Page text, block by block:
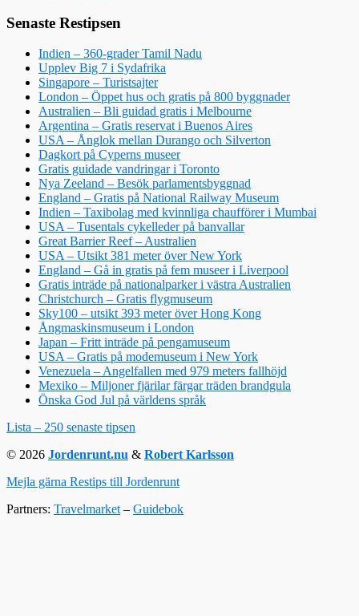
Senaste Restipsen
Indien – 360-grader Tamil Nadu
Upplev Big 7 i Sydafrika
Singapore – Turistsajter
London – Öppet hus och gratis på 800 byggnader
Australien – Bli guidad gratis i Melbourne
Argentina – Gratis reservat i Buenos Aires
USA – Ånglok mellan Durango och Silverton
Dagkort på Cyperns museer
Gratis guidade vandringar i Toronto
Nya Zeeland – Besök parlamentsbyggnad
England – Gratis på National Railway Museum
Indien – Taxibolag med kvinnliga chaufförer i Mumbai
USA – Tusentals cykelleder på banvallar
Great Barrier Reef – Australien
USA – Utsikt 381 meter över New York
England – Gå in gratis på fem museer i Liverpool
Gratis inträde på nationalparker i västra Australien
Christchurch – Gratis flygmuseum
Sky100 – utsikt 393 meter över Hong Kong
Ångmaskinsmuseum i London
Japan – Fritt inträde på pengamuseum
USA – Gratis på modemuseum i New York
Venezuela – Angelfallen med 979 meters fallhöjd
Mexiko – Miljoner fjärilar färgar träden brandgula
Önska God Jul på världens språk
Lista – 250 senaste tipsen
© 2026 Jordenrunt.nu & Robert Karlsson
Mejla gärna Restips till Jordenrunt
Partners: Travelmarket– Guidebok